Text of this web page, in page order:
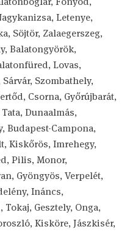
Letenye,
Söjtör, Zalaegerszeg,
Balatongyörök,
Lovas,
Szombathely,
Csorna, Győrújbarát,
Dunaalmás,
Budapest-Campona,
Kiskőrös, Imrehegy,
Pilis, Monor,
Gyöngyös, Verpelét,
Ináncs,
Gesztely, Onga,
Kisköre, Jászkisér,